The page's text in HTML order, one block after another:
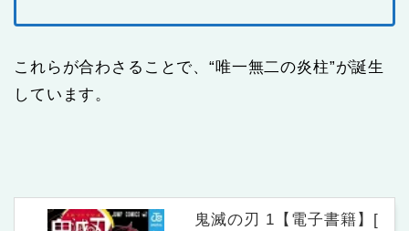
これらが合わさることで、“唯一無二の炎柱”が誕生
しています。
鬼滅の刃 1【電子書籍】[